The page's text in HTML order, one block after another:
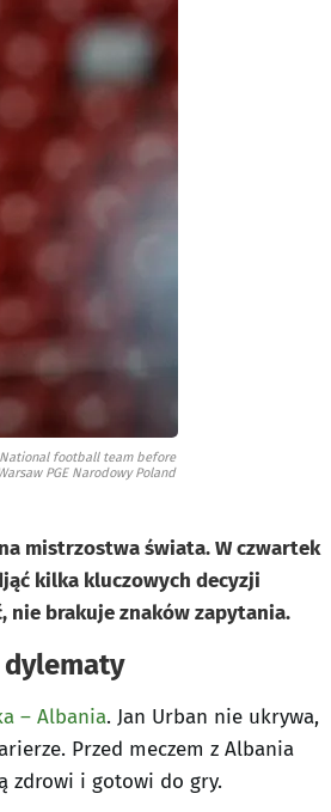
National football team before
PGE Narodowy Poland
mistrzostwa świata. W czwartek
kilka kluczowych decyzji
nie brakuje znaków zapytania.
– Albania. Jan Urban nie ukrywa,
Przed meczem z Albania
zdrowi i gotowi do gry.